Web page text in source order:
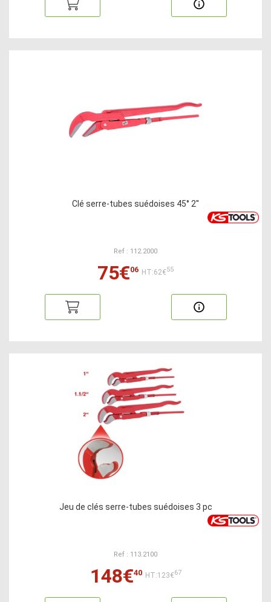
Clé serre-tubes suédoises 45° 2''
Ref : 112.2000
75€06 HT:62€55
Jeu de clés serre-tubes suédoises 3 pc
Ref : 113.2100
148€40 HT:123€67